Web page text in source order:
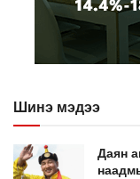
Шинэ мэдээ
Даян